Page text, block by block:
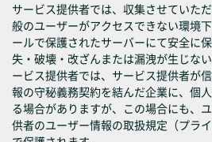
サービス提供者では、収集させていた
般のユーザーがアクセスできない環境
ールで保護されたサーバーにて安全に
失・破壊・改ざんまたは漏洩が生じな
ービス提供者では、サービス提供者が
報の守秘義務契約を結んだ企業に、個
る場合がありますが、この場合にも、
供者のユーザー情報の取扱規定（プラ